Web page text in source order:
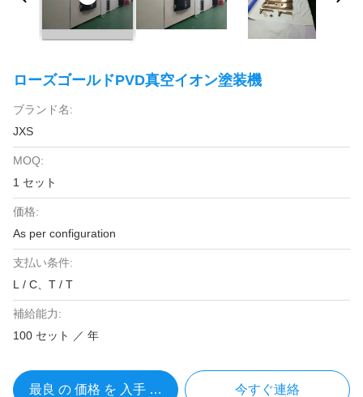
ローズゴールドPVD真空イオン塗装機
ブランド名:
JXS
MOQ:
1 セット
価格:
As per configuration
支払い条件:
L / C、T / T
補給能力:
100 セット ／ 年
最良 の 価格 を 入手 する 今すぐ連絡